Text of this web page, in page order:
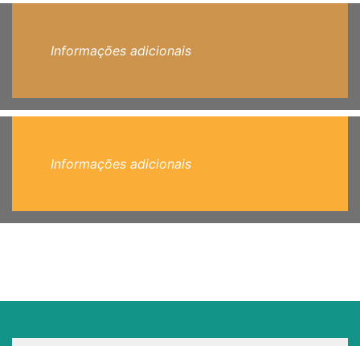
Informações adicionais
Informações adicionais